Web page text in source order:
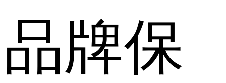
品牌保